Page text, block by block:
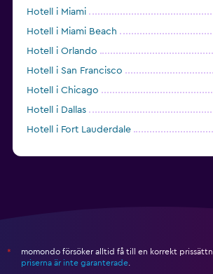
Hotell i Miami
Hotell i Miami Beach
Hotell i Orlando
Hotell i San Francisco
Hotell i Chicago
Hotell i Dallas
Hotell i Fort Lauderdale
*
momondo försöker alltid få till en korrekt
priserna är inte garanterade